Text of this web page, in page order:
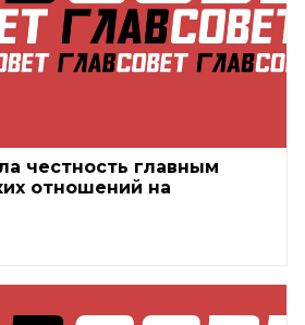
честность главным
отношений на